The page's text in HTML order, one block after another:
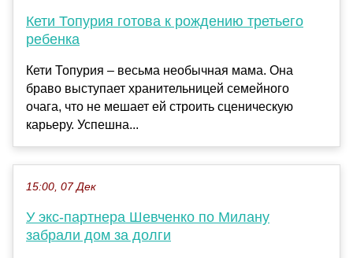
Кети Топурия готова к рождению третьего
ребенка
Кети Топурия – весьма необычная мама. Она
браво выступает хранительницей семейного
очага, что не мешает ей строить сценическую
карьеру. Успешна...
15:00, 07 Дек
У экс-партнера Шевченко по Милану
забрали дом за долги